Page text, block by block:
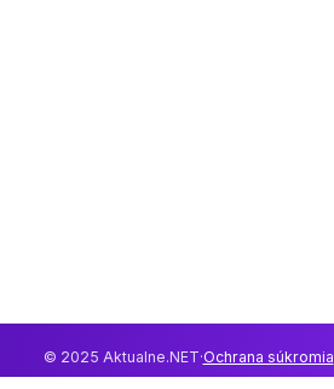
© 2025 Aktualne.NET·Ochrana súkromia